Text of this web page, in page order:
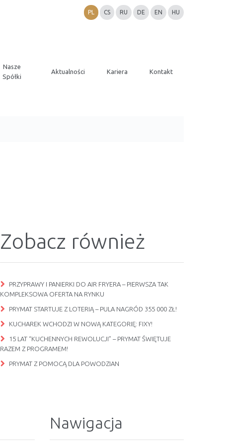
PL CS RU DE EN HU
Nasze
Spółki
Aktualności Kariera Kontakt
Zobacz również
PRZYPRAWY I PANIERKI DO AIR FRYERA – PIERWSZA TAK
KOMPLEKSOWA OFERTA NA RYNKU
PRYMAT STARTUJE Z LOTERIĄ – PULA NAGRÓD 355 000 ZŁ!
KUCHAREK WCHODZI W NOWĄ KATEGORIĘ: FIXY!
15 LAT “KUCHENNYCH REWOLUCJI” – PRYMAT ŚWIĘTUJE
RAZEM Z PROGRAMEM!
PRYMAT Z POMOCĄ DLA POWODZIAN
Nawigacja